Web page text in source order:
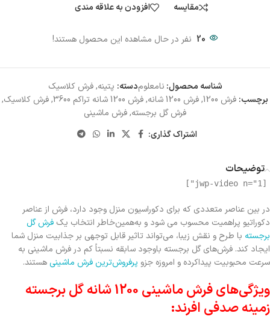
مقایسه افزودن به علاقه مندی
20 نفر در حال مشاهده این محصول هستند!
شناسه محصول: نامعلومدسته: پتینه, فرش کلاسیک
برچسب: فرش 1200 ,فرش 1200 شانه ,فرش 1200 شانه تراکم 3600 ,فرش کلاسیک,
فرش گل برجسته,فرش ماشینی
اشتراک گذاری:
توضیحات
[jwp-video n="1"]
در بین عناصر متعددی که برای دکوراسیون منزل وجود دارد، فرش از عناصر
دکوراتیو پراهمیت محسوب می شود و به‌همین‌خاطر انتخاب یک فرش گل‌
برجسته با طرح و نقش زیبا‌‌‌، می‌تواند تاثیر قابل توجهی بر جذابیت منزل شما
ایجاد کند. فرش‌های گل برجسته باوجود سابقه نسبتاً کم در فرش ماشینی به
سرعت محبوبیت پیداکرده و امروزه جزو پرفروش‌ترین فرش ماشینی هستند.
ویژگی‌های فرش ماشینی 1200 شانه گل برجسته
زمینه صدفی افرند: